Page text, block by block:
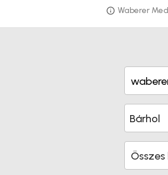
Waberer